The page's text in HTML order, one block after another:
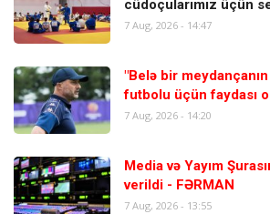
cüdoçularımız üçün
7 Aug, 2026 - 14:47
"Belə bir
futbolu üçün faydası
7 Aug, 2026 - 14:20
Media və Yayım
verildi - FƏRMAN
7 Aug, 2026 - 13:55